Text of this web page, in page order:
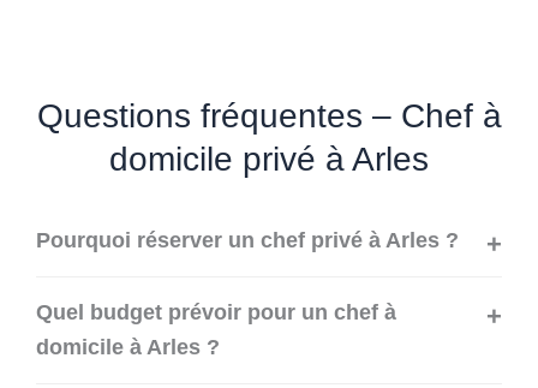
Questions fréquentes – Chef à
domicile privé à Arles
Pourquoi réserver un chef privé à Arles ?
Quel budget prévoir pour un chef à
domicile à Arles ?